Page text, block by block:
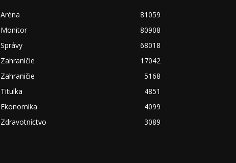
Aréna
81059
Monitor
80908
Správy
68018
Zahraničie
17042
Zahraničie
5168
Titulka
4851
Ekonomika
4099
Zdravotníctvo
3089